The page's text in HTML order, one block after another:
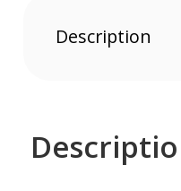
Description